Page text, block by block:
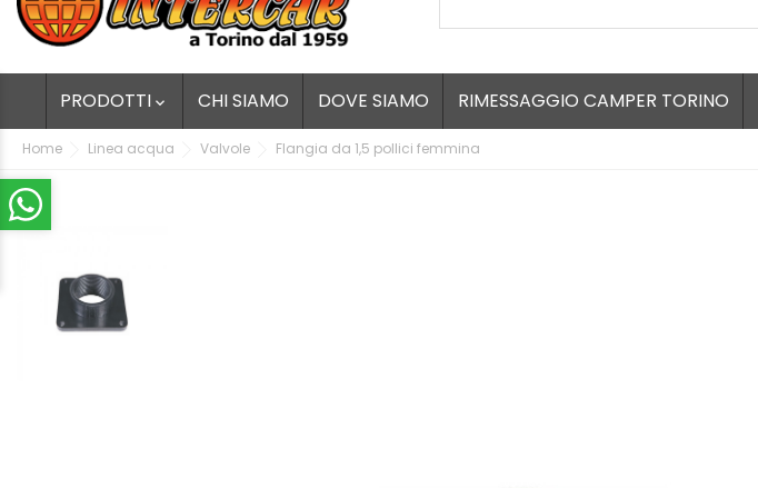
PRODOTTI  CHI SIAMO DOVE SIAMO RIMESSAGGIO CAMPER TORINO
Home Linea acqua Valvole Flangia da 1,5 pollici femmina